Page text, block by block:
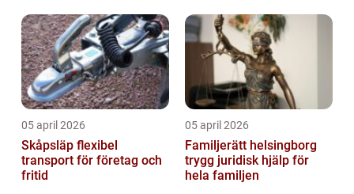
05 april 2026
Skåpsläp flexibel
transport för företag och
fritid
05 april 2026
Familjerätt helsingborg
trygg juridisk hjälp för
hela familjen